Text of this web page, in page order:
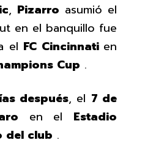
, Pizarro asumió el
en el banquillo fue
el FC Cincinnati en
Cup .
después, el 7 de
en el Estadio
del club .